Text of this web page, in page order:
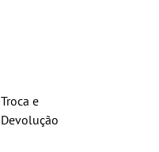
Troca e
Devolução